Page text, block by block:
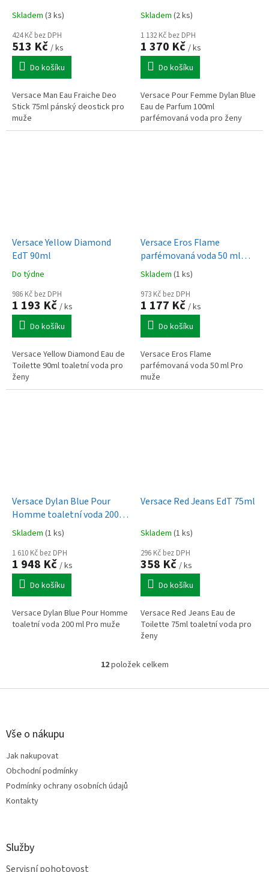
Skladem (3 ks)
424 Kč bez DPH
513 Kč / ks
Do košíku
Versace Man Eau Fraiche Deo
Stick 75ml pánský deostick pro
muže
Skladem (2 ks)
1 132 Kč bez DPH
1 370 Kč / ks
Do košíku
Versace Pour Femme Dylan Blue
Eau de Parfum 100ml
parfémovaná voda pro ženy
Versace Yellow Diamond
EdT 90ml
Do týdne
986 Kč bez DPH
1 193 Kč / ks
Do košíku
Versace Yellow Diamond Eau de
Toilette 90ml toaletní voda pro
ženy
Versace Eros Flame
parfémovaná voda 50 ml
Pro muže
Skladem (1 ks)
973 Kč bez DPH
1 177 Kč / ks
Do košíku
Versace Eros Flame
parfémovaná voda 50 ml Pro
muže
Versace Dylan Blue Pour
Homme toaletní voda 200
ml Pro muže
Skladem (1 ks)
1 610 Kč bez DPH
1 948 Kč / ks
Do košíku
Versace Dylan Blue Pour Homme
toaletní voda 200 ml Pro muže
Versace Red Jeans EdT 75ml
Skladem (1 ks)
296 Kč bez DPH
358 Kč / ks
Do košíku
Versace Red Jeans Eau de
Toilette 75ml toaletní voda pro
ženy
O
l
12položek celkem
Z
Vše o nákupu
Jak nakupovat
Obchodní podmínky
Podmínky ochrany osobních údajů
Kontakty
Služby
Servisní pohotovost